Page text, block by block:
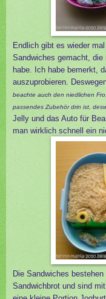
Endlich gibt es wieder
Sandwiches gemacht, die
habe. Ich habe bemerkt,
auszuprobieren.
beachte auch den niedlichen
passendes Zubehör drin ist,
Jelly und das Auto für
man wirklich schnell ein
Die Sandwiches
Sandwichbrot und sind